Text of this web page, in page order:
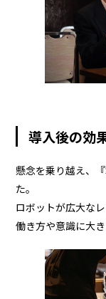
導入後の効
懸念を乗り越え、
た。
ロボットが広大な
働き方や意識に大